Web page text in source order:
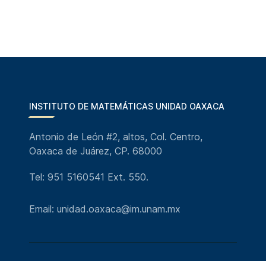
INSTITUTO DE MATEMÁTICAS UNIDAD OAXACA
Antonio de León #2, altos, Col. Centro,
Oaxaca de Juárez, CP. 68000
Tel: 951 5160541 Ext. 550.
Email: unidad.oaxaca@im.unam.mx